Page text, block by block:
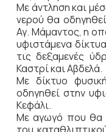
Με άντληση και
νερού θα
Αγ. Mάμαντος, η
υφιστάμενα
τις δεξαμενές
Καστρί και Αβδελά.
Με δίκτυο
οδηγηθεί στην
Κεφάλι.
Με αγωγό που θα